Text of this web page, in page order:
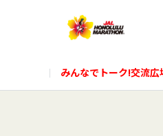
みんなでトーク!交流広